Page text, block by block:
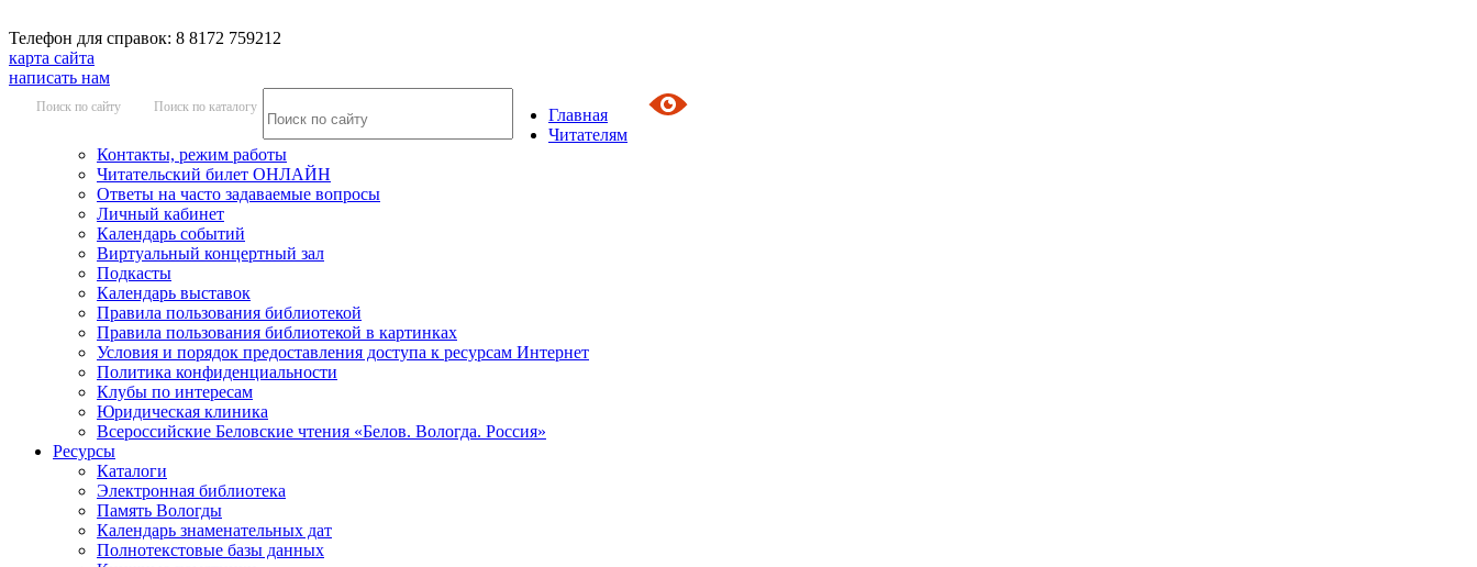
Телефон для справок: 8 8172 759212
карта сайта
написать нам
Поиск по сайту Поиск по каталогу
Главная
Читателям
Контакты, режим работы
Читательский билет ОНЛАЙН
Ответы на часто задаваемые вопросы
Личный кабинет
Календарь событий
Виртуальный концертный зал
Подкасты
Календарь выставок
Правила пользования библиотекой
Правила пользования библиотекой в картинках
Условия и порядок предоставления доступа к ресурсам Интернет
Политика конфиденциальности
Клубы по интересам
Юридическая клиника
Всероссийские Беловские чтения «Белов. Вологда. Россия»
Ресурсы
Каталоги
Электронная библиотека
Память Вологды
Календарь знаменательных дат
Полнотекстовые базы данных